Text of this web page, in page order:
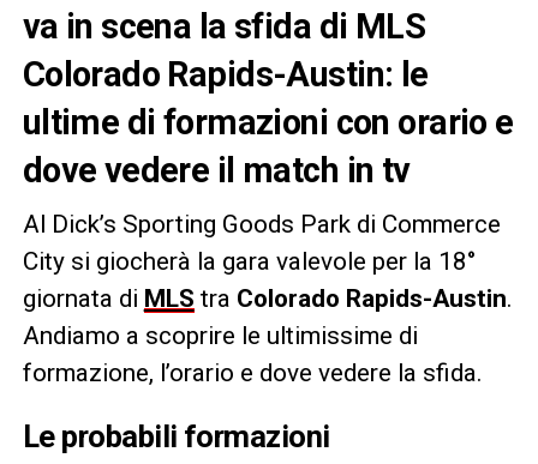
va in scena la sfida di MLS
Colorado Rapids-Austin: le
ultime di formazioni con orario e
dove vedere il match in tv
Al Dick’s Sporting Goods Park di Commerce
City si giocherà la gara valevole per la 18°
giornata di MLS tra Colorado Rapids-Austin.
Andiamo a scoprire le ultimissime di
formazione, l’orario e dove vedere la sfida.
Le probabili formazioni